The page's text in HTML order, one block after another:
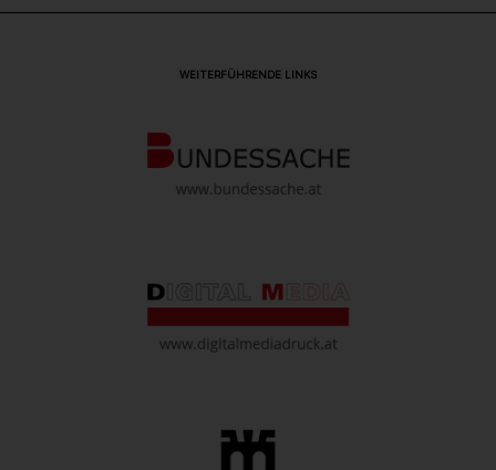
WEITERFÜHRENDE LINKS